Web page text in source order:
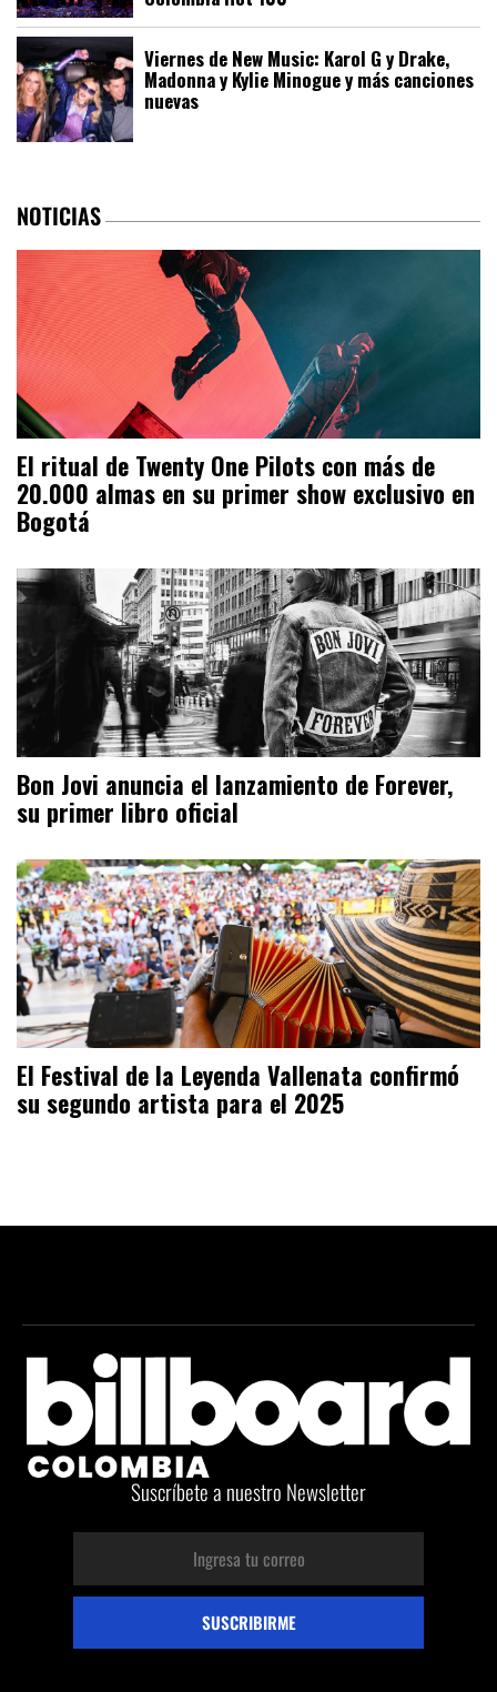
Viernes de New Music: Karol G y Drake,
Madonna y Kylie Minogue y más canciones
nuevas
NOTICIAS
El ritual de Twenty One Pilots con más de
20.000 almas en su primer show exclusivo en
Bogotá
Bon Jovi anuncia el lanzamiento de Forever,
su primer libro oficial
El Festival de la Leyenda Vallenata confirmó
su segundo artista para el 2025
Suscríbete a nuestro Newsletter